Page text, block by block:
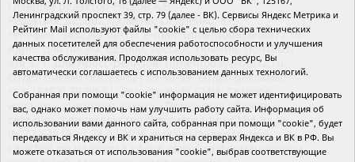
Главный редактор Рябков А.В.
Редакция: 625002, Тюмень, Осипенко, 81,
телефон (3452)49-00-18, e-mail: tumentoday@obl72.ru
Адрес для писем: 625000, Россия, Тюмень, Почтамт,
а/я 371. Для пресс-релизов: tumentoday@obl72.ru.
Отдел писем: тел. (3452) 39-90-59. Отдел рекламы:
тел. (3452) 39-90-51. Регистрация СМИ: Сетевое
издание «Интернет-газета «Тюменская область
сегодня», свидетельство о регистрации СМИ Эл №
ФС77-64918 от 24.02.2016 выдано Федеральной
службой по надзору в сфере связи, информационных
Ленинградский проспект 39, стр. 79 (далее - ВК). Сервисы Яндекс Метрика и
Рейтинг Mail используют файлы "cookie" с целью сбора технических
данных посетителей для обеспечения работоспособности и улучшения
качества обслуживания. Продолжая использовать ресурс, Вы
автоматически соглашаетесь с использованием данных технологий.
Собранная при помощи "cookie" информация не может идентифицировать
вас, однако может помочь нам улучшить работу сайта. Информация об
использовании вами данного сайта, собранная при помощи "cookie", будет
передаваться Яндексу и ВК и храниться на серверах Яндекса и ВК в РФ. Вы
можете отказаться от использования "cookie", выбрав соответствующие